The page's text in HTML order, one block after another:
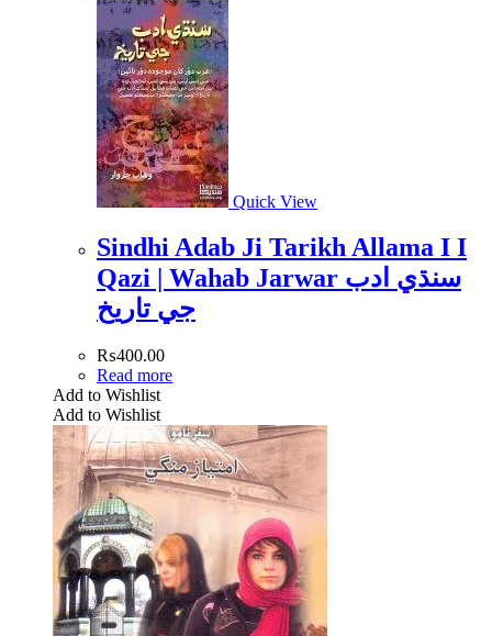
Quick View
Sindhi Adab Ji Tarikh Allama I I
Qazi | Wahab Jarwar سنڌي ادب
جي تاريخ
₨400.00
Read more
Add to Wishlist
Add to Wishlist